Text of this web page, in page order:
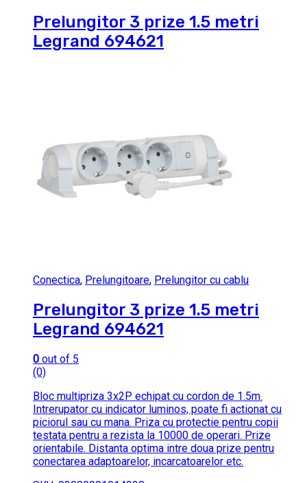
Prelungitor 3 prize 1.5 metri
Legrand 694621
Conectica, Prelungitoare, Prelungitor cu cablu
Prelungitor 3 prize 1.5 metri
Legrand 694621
0 out of 5
(0)
Bloc multipriza 3x2P echipat cu cordon de 1.5m.
Intrerupator cu indicator luminos, poate fi actionat cu
piciorul sau cu mana. Priza cu protectie pentru copii
testata pentru a rezista la 10000 de operari. Prize
orientabile. Distanta optima intre doua prize pentru
conectarea adaptoarelor, incarcatoarelor etc.